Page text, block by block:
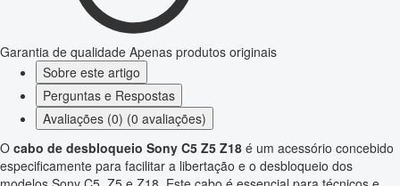
Garantia de qualidade Apenas produtos originais
Sobre este artigo
Perguntas e Respostas
Avaliações (0) (0 avaliações)
O cabo de desbloqueio Sony C5 Z5 Z18 é um acessório concebido
especificamente para facilitar a libertação e o desbloqueio dos